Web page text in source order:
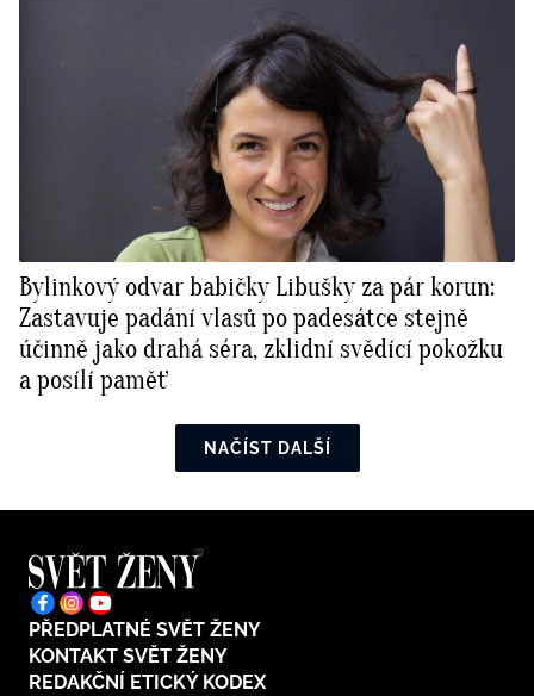
Bylinkový odvar babičky Libušky za pár korun:
Zastavuje padání vlasů po padesátce stejně
účinně jako drahá séra, zklidní svědící pokožku
a posílí paměť
NAČÍST DALŠÍ
PŘEDPLATNÉ SVĚT ŽENY
KONTAKT SVĚT ŽENY
REDAKČNÍ ETICKÝ KODEX